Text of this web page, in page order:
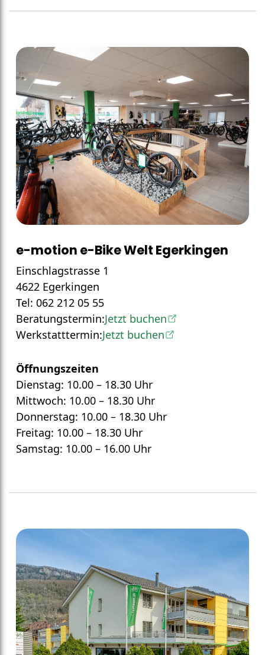
e-motion e-Bike Welt Egerkingen
Einschlagstrasse 1
4622 Egerkingen
Tel: 062 212 05 55
Beratungstermin:Jetzt buchen
Werkstatttermin:Jetzt buchen
Öffnungszeiten
Dienstag: 10.00 – 18.30 Uhr
Mittwoch: 10.00 – 18.30 Uhr
Donnerstag: 10.00 – 18.30 Uhr
Freitag: 10.00 – 18.30 Uhr
Samstag: 10.00 – 16.00 Uhr